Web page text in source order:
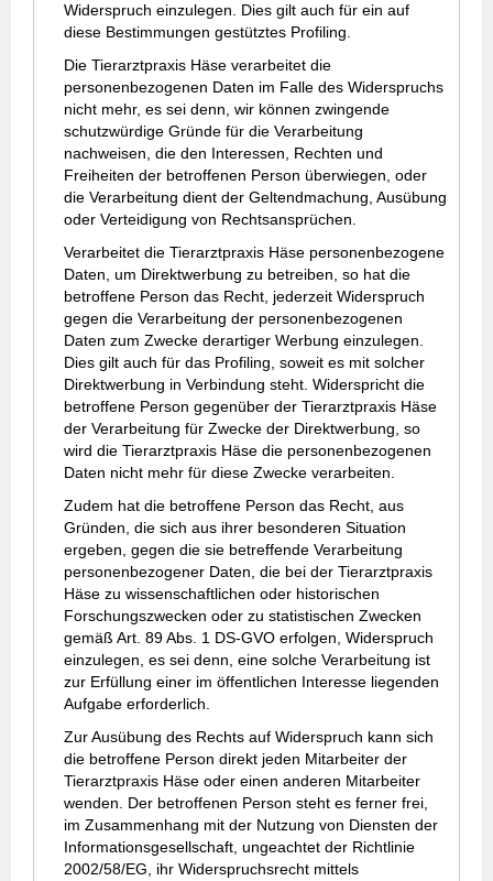
Widerspruch einzulegen. Dies gilt auch für ein auf
diese Bestimmungen gestütztes Profiling.
Die Tierarztpraxis Häse verarbeitet die
personenbezogenen Daten im Falle des Widerspruchs
nicht mehr, es sei denn, wir können zwingende
schutzwürdige Gründe für die Verarbeitung
nachweisen, die den Interessen, Rechten und
Freiheiten der betroffenen Person überwiegen, oder
die Verarbeitung dient der Geltendmachung, Ausübung
oder Verteidigung von Rechtsansprüchen.
Verarbeitet die Tierarztpraxis Häse personenbezogene
Daten, um Direktwerbung zu betreiben, so hat die
betroffene Person das Recht, jederzeit Widerspruch
gegen die Verarbeitung der personenbezogenen
Daten zum Zwecke derartiger Werbung einzulegen.
Dies gilt auch für das Profiling, soweit es mit solcher
Direktwerbung in Verbindung steht. Widerspricht die
betroffene Person gegenüber der Tierarztpraxis Häse
der Verarbeitung für Zwecke der Direktwerbung, so
wird die Tierarztpraxis Häse die personenbezogenen
Daten nicht mehr für diese Zwecke verarbeiten.
Zudem hat die betroffene Person das Recht, aus
Gründen, die sich aus ihrer besonderen Situation
ergeben, gegen die sie betreffende Verarbeitung
personenbezogener Daten, die bei der Tierarztpraxis
Häse zu wissenschaftlichen oder historischen
Forschungszwecken oder zu statistischen Zwecken
gemäß Art. 89 Abs. 1 DS-GVO erfolgen, Widerspruch
einzulegen, es sei denn, eine solche Verarbeitung ist
zur Erfüllung einer im öffentlichen Interesse liegenden
Aufgabe erforderlich.
Zur Ausübung des Rechts auf Widerspruch kann sich
die betroffene Person direkt jeden Mitarbeiter der
Tierarztpraxis Häse oder einen anderen Mitarbeiter
wenden. Der betroffenen Person steht es ferner frei,
im Zusammenhang mit der Nutzung von Diensten der
Informationsgesellschaft, ungeachtet der Richtlinie
2002/58/EG, ihr Widerspruchsrecht mittels